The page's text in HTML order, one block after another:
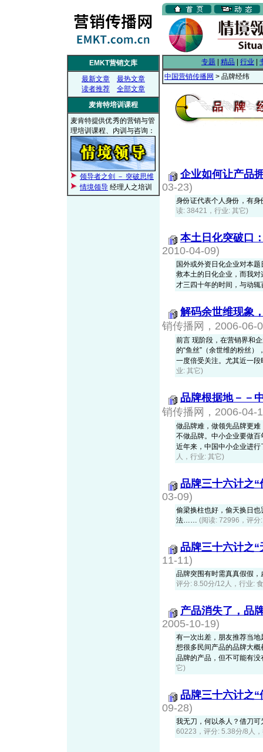
EMKT营销文库
最新文章
最热文章
读者推荐
全部文章
麦肯特培训课程
麦肯特提供优秀的营销与管
理培训课程、内训与咨询：
领导者之剑 － 突破思维
情境领导 经理人之培训
专题 精品 行业
中国营销传播网 > 品牌经纬
企业如何让产品
03-23)
身份证代表个人身份，有
读: 38421，行业: 其它)
本土日化突破口
2010-04-09)
国外或外资日化企业对本
救本土的日化企业，而我
才三四十年的时间，与动
解码余世维现象
销传播网，2006-06-
前言 现阶段，在营销界和
的“鱼丝”（余世维的粉丝
一度倍受关注。尤其近一
业: 其它)
品牌根据地－－
销传播网，2006-04-
做品牌难，做领先品牌更
不做品牌。中小企业要做
近年来，中国中小企业进
人，行业: 其它)
品牌三十六计之
03-09)
偷梁换柱也好，偷天换日
法…… (阅读: 72996，评分
品牌三十六计之
11-11)
品牌突围有时需真真假假
评分: 8.50分/12人，行业:
产品消失了，品
2005-10-19)
有一次出差，朋友推荐当
想很多民间产品的品牌大概
品牌的产品，但不可能有
它)
品牌三十六计之
09-28)
我无刀，何以杀人？借刀
60223，评分: 5.38分/8人